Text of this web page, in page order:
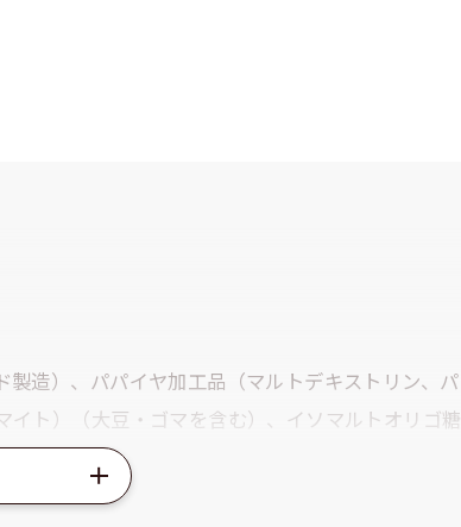
造）、パパイヤ加工品（マルトデキストリン、パ
ト）（大豆・ゴマを含む）、イソマルトオリゴ糖
む）、乳酸菌末（乳酸菌(殺菌）、デキストリ
含む）／結晶セルロース、微粒二酸化ケイ素、ス